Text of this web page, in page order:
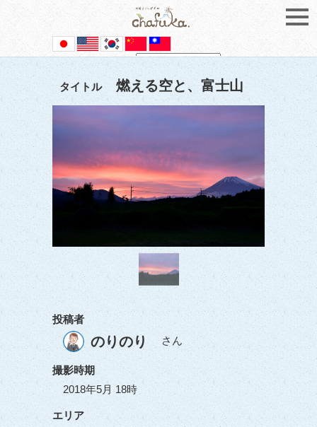
Powered by Translate
タイトル 燃える空と、富士山
投稿者
のりのり さん
撮影時期
2018年5月 18時
エリア